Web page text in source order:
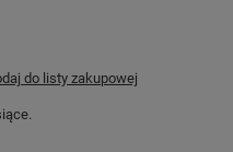
do listy zakupowej